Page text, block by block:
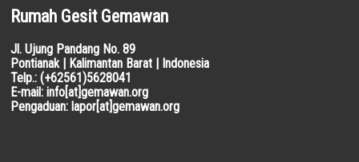
Rumah Gesit Gemawan
Jl. Ujung Pandang No. 89
Pontianak | Kalimantan Barat | Indonesia
Telp.: (+62561)5628041
E-mail: info[at]gemawan.org
Pengaduan: lapor[at]gemawan.org